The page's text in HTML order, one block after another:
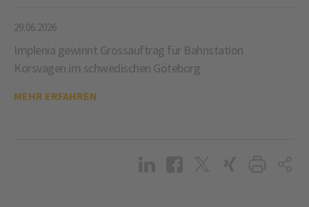
29.06.2026
Implenia gewinnt Grossauftrag für Bahnstation
Korsvägen im schwedischen Göteborg
MEHR ERFAHREN